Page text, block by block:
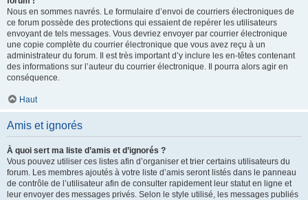
Nous en sommes navrés. Le formulaire d’envoi de courriers électroniques de
ce forum possède des protections qui essaient de repérer les utilisateurs
envoyant de tels messages. Vous devriez envoyer par courrier électronique
une copie complète du courrier électronique que vous avez reçu à un
administrateur du forum. Il est très important d’y inclure les en-têtes contenant
des informations sur l’auteur du courrier électronique. Il pourra alors agir en
conséquence.
Haut
Amis et ignorés
À quoi sert ma liste d’amis et d’ignorés ?
Vous pouvez utiliser ces listes afin d’organiser et trier certains utilisateurs du
forum. Les membres ajoutés à votre liste d’amis seront listés dans le panneau
de contrôle de l’utilisateur afin de consulter rapidement leur statut en ligne et
leur envoyer des messages privés. Selon le style utilisé, les messages publiés